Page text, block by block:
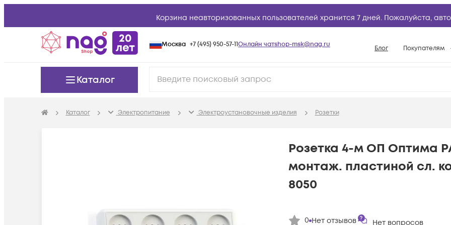
Корзина неавторизованных пользователей хранится 7 дней. Пожалуйста,
Москва +7 (495) 950-57-11Онлайн чатshop-msk@nag.ru Блог Покупателям
Возврат
Вопросы и
Каталог
Каталог Электропитание Электроустановочные изделия Розетки
Розетка 4-м ОП Оптима
монтаж. пластиной сл.
8050
0 Нет отзывов Нет вопросов